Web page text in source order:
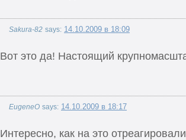
Sakura-82 says: 14.10.2009 в 18:09
Вот это да! Настоящий
EugeneO says: 14.10.2009 в 18:17
Интересно, как на это